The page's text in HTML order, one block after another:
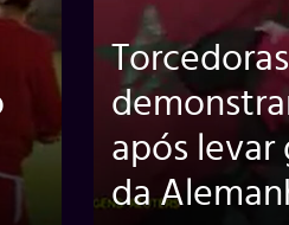
após levar
da